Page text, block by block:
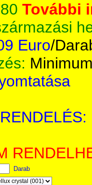
További
Euro/
Darab